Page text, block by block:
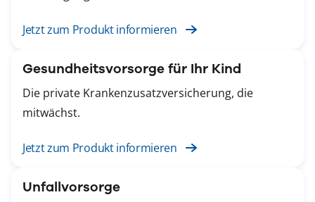
Jetzt zum Produkt informieren
Gesundheitsvorsorge für Ihr Kind
Die private Krankenzusatzversicherung, die
mitwächst.
Jetzt zum Produkt informieren
Unfallvorsorge